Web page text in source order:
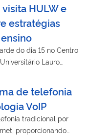
HULW e
estratégias
do dia 15 no Centro
Lauro
de telefonia
VoIP
tradicional por
proporcionando